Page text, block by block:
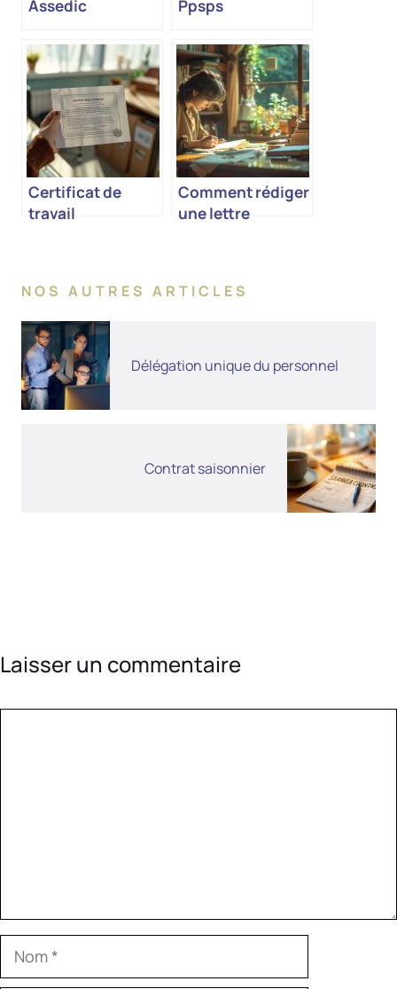
Assedic Ppsps
Certificat de
travail
Comment rédiger
une lettre
NOS AUTRES ARTICLES
Délégation unique du personnel
Contrat saisonnier
Laisser un commentaire
Nom